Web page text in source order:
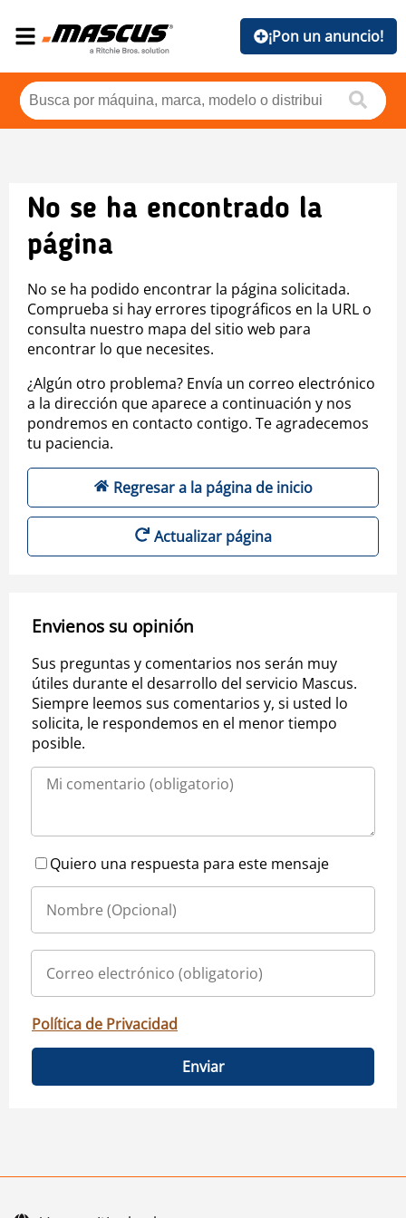
¡Pon un anuncio!
No se ha encontrado la
página
No se ha podido encontrar la página solicitada.
Comprueba si hay errores tipográficos en la URL o
consulta nuestro mapa del sitio web para
encontrar lo que necesites.
¿Algún otro problema? Envía un correo electrónico
a la dirección que aparece a continuación y nos
pondremos en contacto contigo. Te agradecemos
tu paciencia.
Regresar a la página de inicio
Actualizar página
Envienos su opinión
Sus preguntas y comentarios nos serán muy
útiles durante el desarrollo del servicio Mascus.
Siempre leemos sus comentarios y, si usted lo
solicita, le respondemos en el menor tiempo
posible.
Quiero una respuesta para este mensaje
Política de Privacidad
Enviar